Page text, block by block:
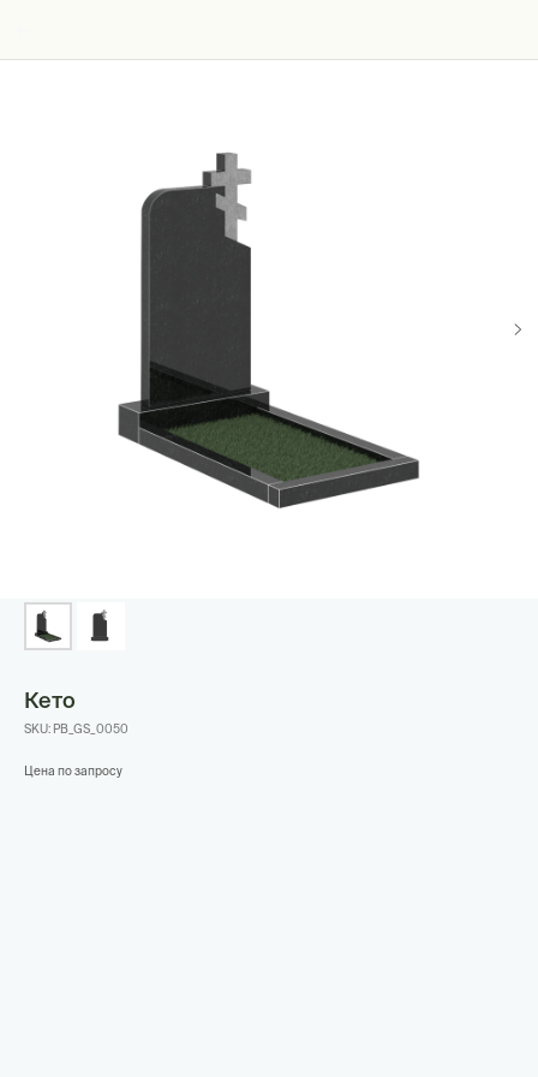
Кето
SKU: PB_GS_0050
Цена по запросу